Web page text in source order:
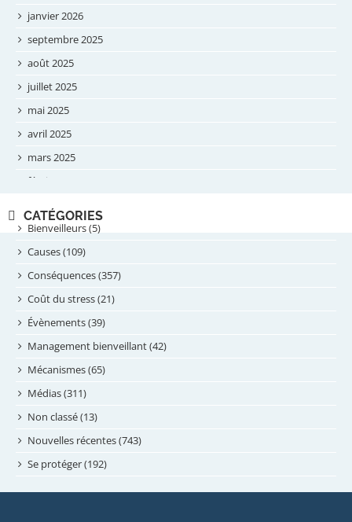
janvier 2026
septembre 2025
août 2025
juillet 2025
mai 2025
avril 2025
mars 2025
février 2025
septembre 2024
août 2024
juillet 2024
juin 2024
mai 2024
avril 2024
février 2024
janvier 2024
novembre 2023
octobre 2023
septembre 2023
CATÉGORIES
Bienveilleurs (5)
Causes (109)
Conséquences (357)
Coût du stress (21)
Évènements (39)
Management bienveillant (42)
Mécanismes (65)
Médias (311)
Non classé (13)
Nouvelles récentes (743)
Se protéger (192)